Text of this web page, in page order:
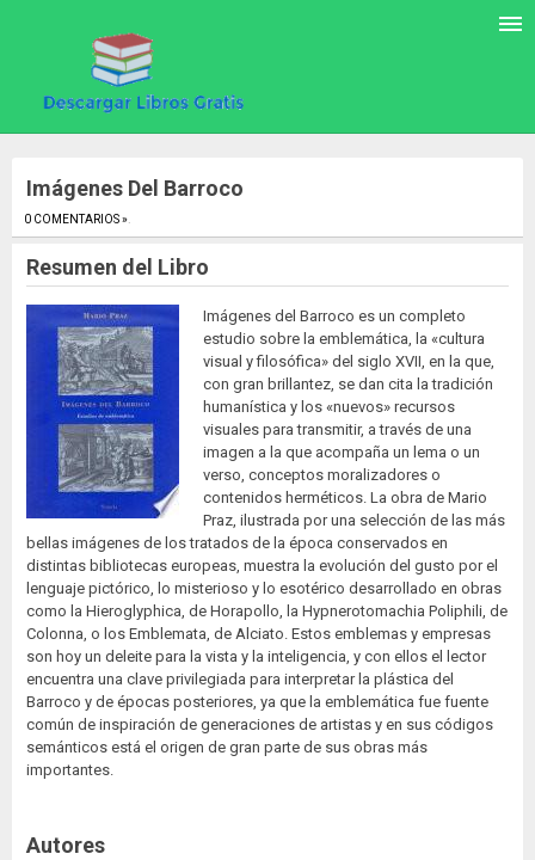
Imágenes Del Barroco
0 COMENTARIOS ».
Resumen del Libro
Imágenes del Barroco es un completo
estudio sobre la emblemática, la «cultura
visual y filosófica» del siglo XVII, en la que,
con gran brillantez, se dan cita la tradición
humanística y los «nuevos» recursos
visuales para transmitir, a través de una
imagen a la que acompaña un lema o un
verso, conceptos moralizadores o
contenidos herméticos. La obra de Mario
Praz, ilustrada por una selección de las más
bellas imágenes de los tratados de la época conservados en
distintas bibliotecas europeas, muestra la evolución del gusto por el
lenguaje pictórico, lo misterioso y lo esotérico desarrollado en obras
como la Hieroglyphica, de Horapollo, la Hypnerotomachia Poliphili, de
Colonna, o los Emblemata, de Alciato. Estos emblemas y empresas
son hoy un deleite para la vista y la inteligencia, y con ellos el lector
encuentra una clave privilegiada para interpretar la plástica del
Barroco y de épocas posteriores, ya que la emblemática fue fuente
común de inspiración de generaciones de artistas y en sus códigos
semánticos está el origen de gran parte de sus obras más
importantes.
Autores